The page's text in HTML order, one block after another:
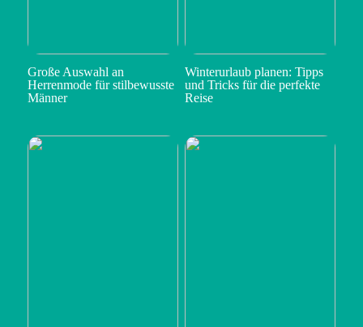
Große Auswahl an
Herrenmode für stilbewusste
Männer
Winterurlaub planen: Tipps
und Tricks für die perfekte
Reise